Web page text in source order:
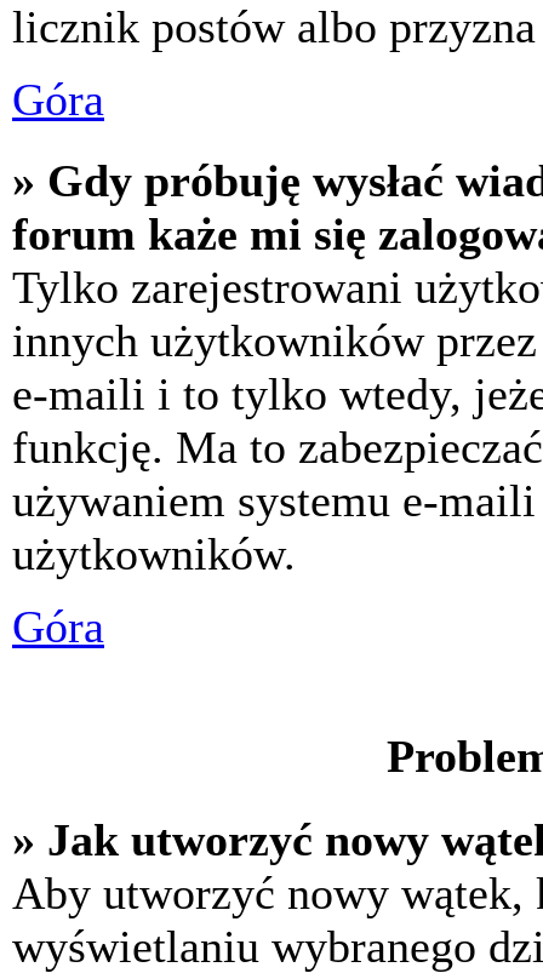
licznik postów albo
Góra
» Gdy próbuję wysłać
forum każe mi się
Tylko zarejestrowani
innych użytkowników
e-maili i to tylko wtedy,
funkcję. Ma to
używaniem systemu e-
użytkowników.
Góra
» Jak utworzyć nowy
Aby utworzyć nowy
wyświetlaniu wybranego